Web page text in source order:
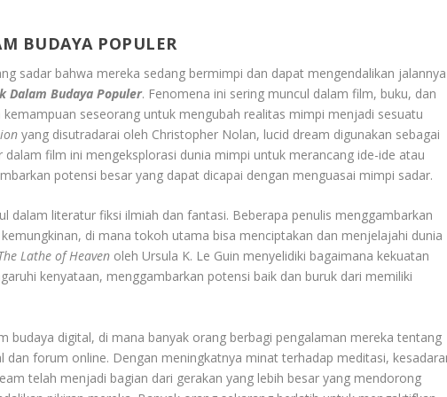
BUDAYA POPULER
sadar bahwa mereka sedang bermimpi dan dapat mengendalikan jalannya
Dalam Budaya Populer. Fenomena ini sering muncul dalam film, buku, dan
seseorang untuk mengubah realitas mimpi menjadi sesuatu
yang disutradarai oleh Christopher Nolan, lucid dream digunakan sebagai
film ini mengeksplorasi dunia mimpi untuk merancang ide-ide atau
potensi besar yang dapat dicapai dengan menguasai mimpi sadar.
dalam literatur fiksi ilmiah dan fantasi. Beberapa penulis menggambarkan
di mana tokoh utama bisa menciptakan dan menjelajahi dunia
Lathe of Heaven oleh Ursula K. Le Guin menyelidiki bagaimana kekuatan
kenyataan, menggambarkan potensi baik dan buruk dari memiliki
budaya digital, di mana banyak orang berbagi pengalaman mereka tentang
forum online. Dengan meningkatnya minat terhadap meditasi,
telah menjadi bagian dari gerakan yang lebih besar yang mendorong